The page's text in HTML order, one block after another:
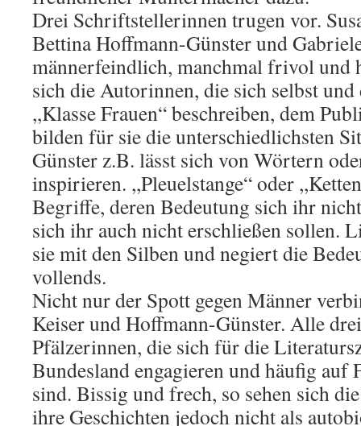
Drei Schriftstellerinnen trugen vor.
Bettina Hoffmann-Günster und
männerfeindlich, manchmal frivol und
sich die Autorinnen, die sich selbst und
,,Klasse Frauen“ beschreiben, dem
bilden für sie die unterschiedlichsten
Günster z.B. lässt sich von Wörtern
inspirieren. ,,Pleuelstange“ oder
Begriffe, deren Bedeutung sich ihr
sich ihr auch nicht erschließen sollen.
sie mit den Silben und negiert die
vollends.
Nicht nur der Spott gegen Männer
Keiser und Hoffmann-Günster. Alle
Pfälzerinnen, die sich für die
Bundesland engagieren und häufig auf
sind. Bissig und frech, so sehen sich
ihre Geschichten jedoch nicht als